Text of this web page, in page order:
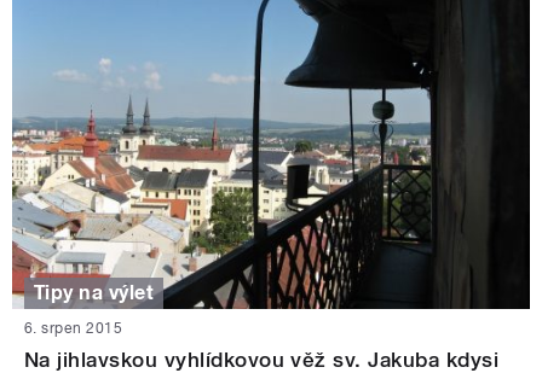
Tipy na výlet
6. srpen 2015
Na jihlavskou vyhlídkovou věž sv. Jakuba kdysi